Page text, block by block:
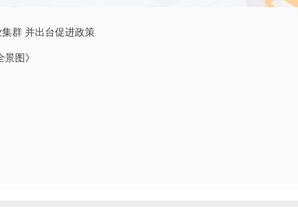
群 并出台促进政策
图》